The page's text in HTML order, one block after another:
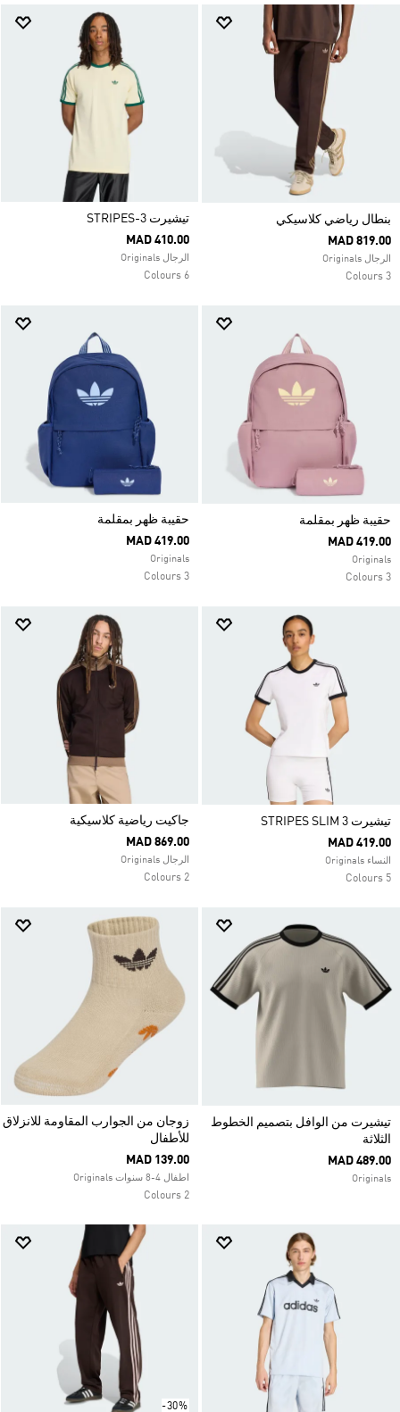
بنطال رياضي كلاسيكي
MAD 819.00
الرجال Originals
3 Colours
تيشيرت 3-STRIPES
MAD 410.00
الرجال Originals
6 Colours
حقيبة ظهر بمقلمة
MAD 419.00
Originals
3 Colours
حقيبة ظهر بمقلمة
MAD 419.00
Originals
3 Colours
تيشيرت 3 STRIPES SLIM
MAD 419.00
النساء Originals
5 Colours
جاكيت رياضية كلاسيكية
MAD 869.00
الرجال Originals
2 Colours
تيشيرت من الوافل بتصميم الخطوط
الثلاثة
MAD 489.00
Originals
زوجان من الجوارب المقاومة للانزلاق
للأطفال
MAD 139.00
اطفال 4-8 سنوات Originals
2 Colours
-30%